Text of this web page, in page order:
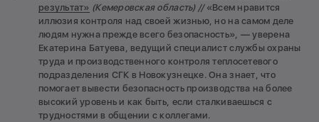
результат» (Кемеровская область) //«Всем нравится
иллюзия контроля над своей жизнью, но на самом деле
людям нужна прежде всего безопасность», — уверена
Екатерина Батуева, ведущий специалист службы охраны
труда и производственного контроля теплосетевого
подразделения СГК в Новокузнецке. Она знает, что
помогает вывести безопасность производства на более
высокий уровень и как быть, если сталкиваешься с
трудностями в общении с коллегами.